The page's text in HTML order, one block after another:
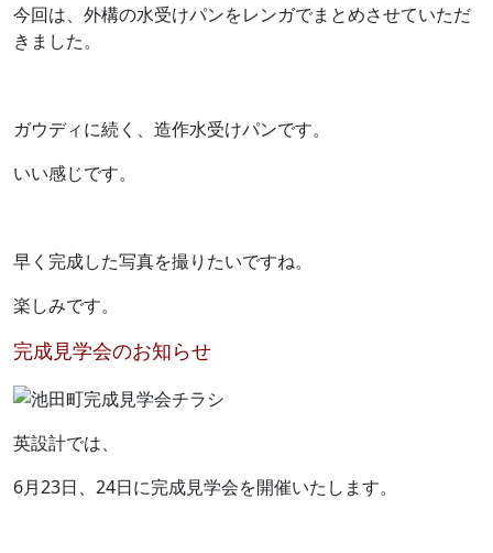
今回は、外構の水受けパンをレンガでまとめさせていただ
きました。
ガウディに続く、造作水受けパンです。
いい感じです。
早く完成した写真を撮りたいですね。
楽しみです。
完成見学会のお知らせ
英設計では、
6月23日、24日に完成見学会を開催いたします。